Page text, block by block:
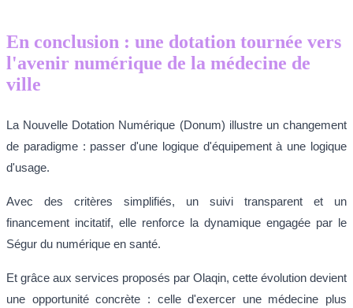
En conclusion : une dotation tournée vers
l'avenir numérique de la médecine de
ville
La Nouvelle Dotation Numérique (Donum) illustre un changement
de paradigme : passer d'une logique d'équipement à une logique
d'usage.
Avec des critères simplifiés, un suivi transparent et un
financement incitatif, elle renforce la dynamique engagée par le
Ségur du numérique en santé.
Et grâce aux services proposés par Olaqin, cette évolution devient
une opportunité concrète : celle d'exercer une médecine plus